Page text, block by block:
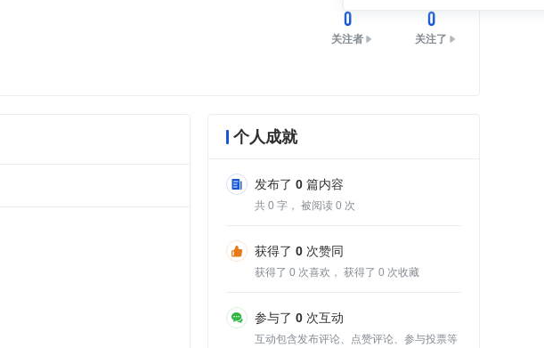
0
关注者
0
关注了
个人成就
发布了 0 篇内容
共 0 字， 被阅读 0 次
获得了 0 次赞同
获得了 0 次喜欢， 获得了 0 次收藏
参与了 0 次互动
互动包含发布评论、点赞评论、参与投票等